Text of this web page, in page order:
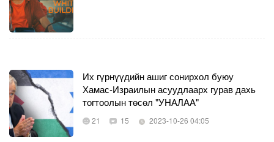
Их гүрнүүдийн ашиг сонирхол буюу
Хамас-Израилын асуудлаарх гурав дахь
тогтоолын төсөл "УНАЛАА"
21 15 2023-10-26 04:05